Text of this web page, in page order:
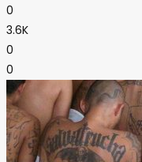
0
3.6K
0
0